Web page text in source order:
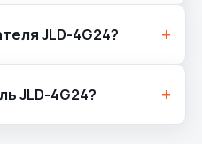
JLD-4G24?
JLD-4G24?